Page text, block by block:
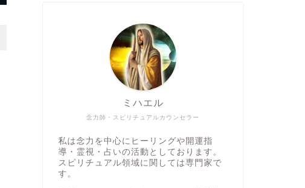
念力師・スピリチュアルカウンセラー
ミハエル
私は念力を中心にヒーリングや開運指
導・霊視・占いの活動としております。
スピリチュアル領域に関しては専門家で
す。